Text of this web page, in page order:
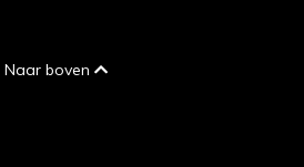
Naar boven